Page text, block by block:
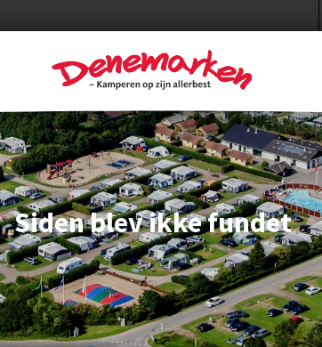
Siden blev ikke fundet